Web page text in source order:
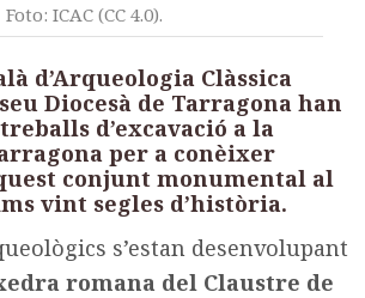
Foto: ICAC (CC 4.0).
d’Arqueologia Clàssica
Diocesà de Tarragona han
d’excavació a la
per a conèixer
conjunt monumental al
vint segles d’història.
s’estan desenvolupant
romana del Claustre de